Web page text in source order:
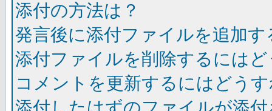
添付の方法は？
発言後に添付ファイルを追加
添付ファイルを削除するには
コメントを更新するにはどう